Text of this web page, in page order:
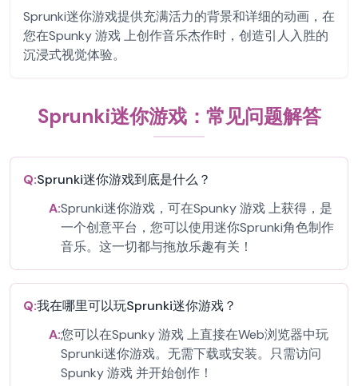
Sprunki迷你游戏提供充满活力的背景和详细的动画，在
您在Spunky 游戏 上创作音乐杰作时，创造引人入胜的
沉浸式视觉体验。
Sprunki迷你游戏：常见问题解答
Q:Sprunki迷你游戏到底是什么？
A:Sprunki迷你游戏，可在Spunky 游戏 上获得，是
一个创意平台，您可以使用迷你Sprunki角色制作
音乐。这一切都与拖放乐趣有关！
Q:我在哪里可以玩Sprunki迷你游戏？
A:您可以在Spunky 游戏 上直接在Web浏览器中玩
Sprunki迷你游戏。无需下载或安装。只需访问
Spunky 游戏 并开始创作！